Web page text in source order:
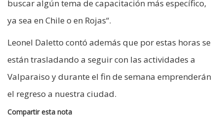
buscar algún tema de capacitación más específico,
ya sea en Chile o en Rojas“.
Leonel Daletto contó además que por estas horas se
están trasladando a seguir con las actividades a
Valparaiso y durante el fin de semana emprenderán
el regreso a nuestra ciudad.
Compartir esta nota